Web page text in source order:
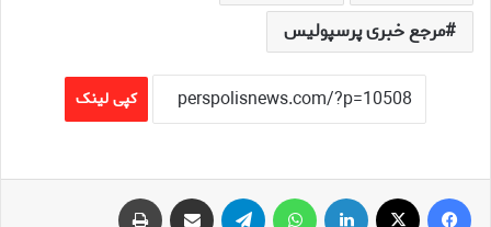
مرجع خبری پرسپولیس
کپی لینک
فیس بوک لینکدین تلگرام اشتراک گذاری از طریق ایمیل